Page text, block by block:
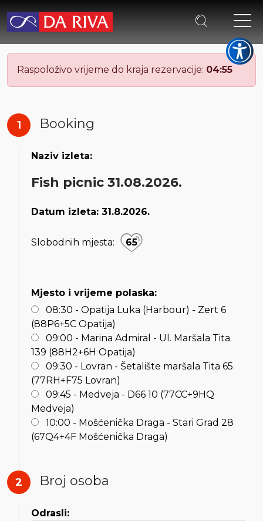
Raspoloživo vrijeme do kraja rezervacije: 04:54
1 Booking
Naziv izleta:
Fish picnic 31.08.2026.
Datum izleta: 31.8.2026.
Slobodnih mjesta: 65
Mjesto i vrijeme polaska:
08:30 - Opatija Luka (Harbour) - Zert 6
(88P6+5C Opatija)
09:00 - Marina Admiral - Ul. Maršala Tita
139 (88H2+6H Opatija)
09:30 - Lovran - Šetalište maršala Tita 65
(77RH+F75 Lovran)
09:45 - Medveja - D66 10 (77CC+9HQ
Medveja)
10:00 - Mošćenička Draga - Stari Grad 28
(67Q4+4F Mošćenička Draga)
2 Broj osoba
Odrasli: